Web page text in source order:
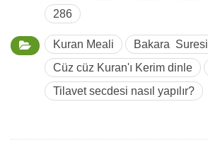
286
Kuran Meali
Bakara Suresi
Cüz cüz Kuran'ı Kerim dinle
Tilavet secdesi nasıl yapılır?